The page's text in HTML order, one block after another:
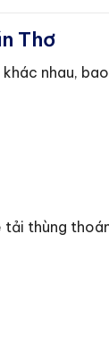
Thơ
nhau,
thùng